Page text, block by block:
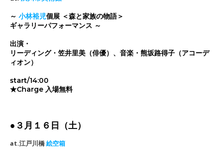
～ 小林裕児個展 ＜森と家族の物語＞
ギャラリーパフォーマンス ～
出演・
リーディング・笠井里美（俳優）、音楽・熊坂路得子（アコーデ
ィオン）
start/14:00
★Charge 入場無料
●３月１６日（土）
at.江戸川橋絵空箱